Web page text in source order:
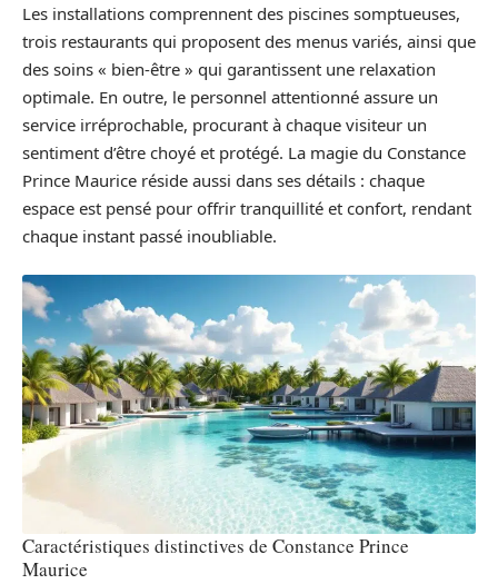
Les installations comprennent des piscines somptueuses,
trois restaurants qui proposent des menus variés, ainsi que
des soins « bien-être » qui garantissent une relaxation
optimale. En outre, le personnel attentionné assure un
service irréprochable, procurant à chaque visiteur un
sentiment d’être choyé et protégé. La magie du Constance
Prince Maurice réside aussi dans ses détails : chaque
espace est pensé pour offrir tranquillité et confort, rendant
chaque instant passé inoubliable.
Caractéristiques distinctives de Constance Prince
Maurice